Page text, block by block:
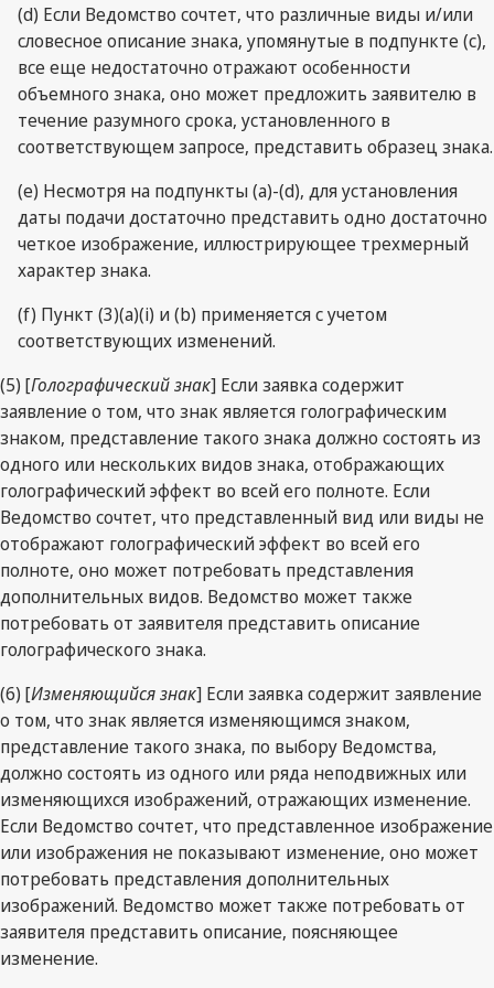
(d) Если Ведомство сочтет, что различные виды и/или
словесное описание знака, упомянутые в подпункте (с),
все еще недостаточно отражают особенности
объемного знака, оно может предложить заявителю в
течение разумного срока, установленного в
соответствующем запросе, представить образец знака.
(e) Несмотря на подпункты (a)-(d), для установления
даты подачи достаточно представить одно достаточно
четкое изображение, иллюстрирующее трехмерный
характер знака.
(f) Пункт (3)(a)(i) и (b) применяется с учетом
соответствующих изменений.
(5) [Голографический знак] Если заявка содержит
заявление о том, что знак является голографическим
знаком, представление такого знака должно состоять из
одного или нескольких видов знака, отображающих
голографический эффект во всей его полноте. Если
Ведомство сочтет, что представленный вид или виды не
отображают голографический эффект во всей его
полноте, оно может потребовать представления
дополнительных видов. Ведомство может также
потребовать от заявителя представить описание
голографического знака.
(6) [Изменяющийся знак] Если заявка содержит заявление
о том, что знак является изменяющимся знаком,
представление такого знака, по выбору Ведомства,
должно состоять из одного или ряда неподвижных или
изменяющихся изображений, отражающих изменение.
Если Ведомство сочтет, что представленное изображение
или изображения не показывают изменение, оно может
потребовать представления дополнительных
изображений. Ведомство может также потребовать от
заявителя представить описание, поясняющее
изменение.